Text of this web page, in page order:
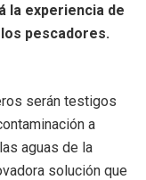
la experiencia de
pescadores.
serán testigos
a
aguas de la
solución que